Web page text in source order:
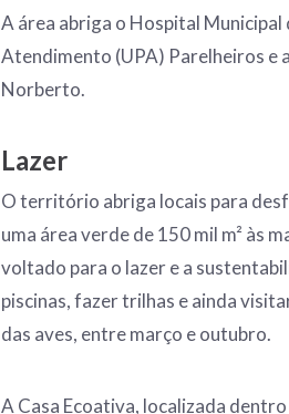
A área abriga o Hospital
Atendimento (UPA) Parelheiros e
Norberto.
Lazer
O território abriga locais para
uma área verde de 150 mil m² às
voltado para o lazer e a
piscinas, fazer trilhas e ainda
das aves, entre março e outubro.
A Casa Ecoativa, localizada